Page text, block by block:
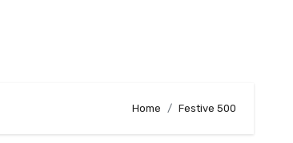
Home Festive 500